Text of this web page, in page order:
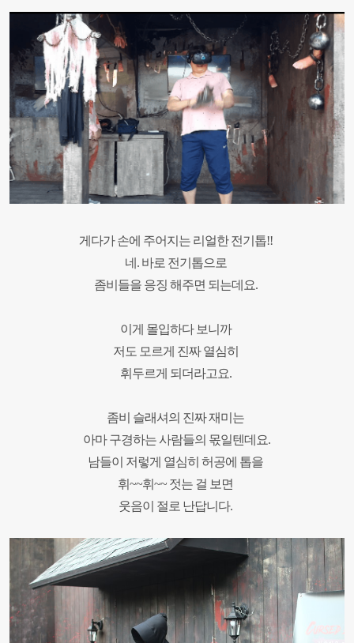
게다가 손에 주어지는 리얼한 전기톱!!
네. 바로 전기톱으로
좀비들을 응징 해주면 되는데요.
이게 몰입하다 보니까
저도 모르게 진짜 열심히
휘두르게 되더라고요.
좀비 슬래셔의 진짜 재미는
아마 구경하는 사람들의 몫일텐데요.
남들이 저렇게 열심히허공에 톱을
휘~~휘~~ 젓는 걸 보면
웃음이 절로 난답니다.